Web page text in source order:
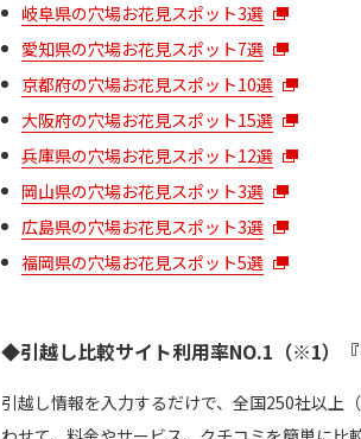
岐阜県の穴場お花見スポット3選
愛知県の穴場お花見スポット7選
京都府の穴場お花見スポット10選
大阪府の穴場お花見スポット15選
兵庫県の穴場お花見スポット12選
岡山県の穴場お花見スポット3選
広島県の穴場お花見スポット3選
福岡県の穴場お花見スポット5選
◆引越し比較サイト利用率NO.1（※1）
引越し情報を入力するだけで、全国250社以上